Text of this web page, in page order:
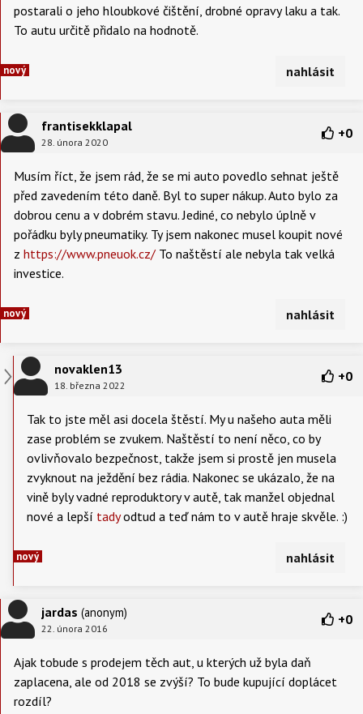
postarali o jeho hloubkové čištění, drobné opravy laku a tak.
To autu určitě přidalo na hodnotě.
nový nahlásit
frantisekklapal
28. února 2020
+0
Musím říct, že jsem rád, že se mi auto povedlo sehnat ještě
před zavedením této daně. Byl to super nákup. Auto bylo za
dobrou cenu a v dobrém stavu. Jediné, co nebylo úplně v
pořádku byly pneumatiky. Ty jsem nakonec musel koupit nové
z https://www.pneuok.cz/ To naštěstí ale nebyla tak velká
investice.
nový nahlásit
novaklen13
18. března 2022
+0
Tak to jste měl asi docela štěstí. My u našeho auta měli
zase problém se zvukem. Naštěstí to není něco, co by
ovlivňovalo bezpečnost, takže jsem si prostě jen musela
zvyknout na ježdění bez rádia. Nakonec se ukázalo, že na
vině byly vadné reproduktory v autě, tak manžel objednal
nové a lepší tadyodtud a teď nám to v autě hraje skvěle. :)
nový nahlásit
jardas (anonym)
22. února 2016
+0
Ajak tobude s prodejem těch aut, u kterých už byla daň
zaplacena, ale od 2018 se zvýší? To bude kupující doplácet
rozdíl?